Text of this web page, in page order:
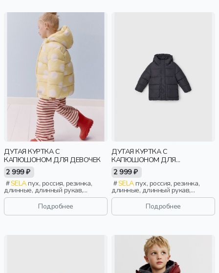
ДУТАЯ КУРТКА С
КАПЮШОНОМ ДЛЯ ДЕВОЧЕК
2 999 ₽
SELAпух, россия, резинка,
длинные, длинный рукав,
капюшон, застежка, стеганые,
кнопки, клапан, манжета,
свободные, принт,
непромокаемые, воротник,
Подробнее
ДУТАЯ КУРТКА С
КАПЮШОНОМ ДЛЯ
МАЛЬЧИКОВ
2 999 ₽
SELAпух, россия, резинка,
длинные, длинный рукав,
капюшон, застежка, стеганые,
клапан, манжета, свободные,
непромокаемые, воротник,
воротник-стойка, вафельные,
Подробнее